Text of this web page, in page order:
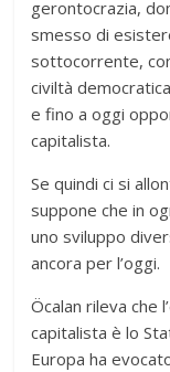
gerontocrazia,
smesso di
sottocorrente,
civiltà
e fino a oggi
capitalista.
Se quindi ci si
suppone che in
uno sviluppo
ancora per l’oggi.
Öcalan rileva che
capitalista è lo
Europa ha